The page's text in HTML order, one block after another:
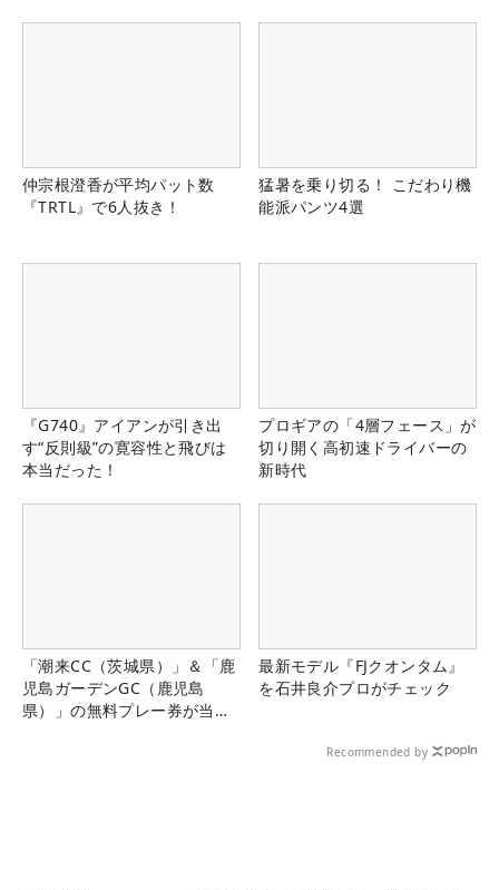
仲宗根澄香が平均パット数
『TRTL』で6人抜き！
猛暑を乗り切る！ こだわり機
能派パンツ4選
『G740』アイアンが引き出
す“反則級”の寛容性と飛びは
本当だった！
プロギアの「4層フェース」が
切り開く高初速ドライバーの
新時代
「潮来CC（茨城県）」＆「鹿
児島ガーデンGC（鹿児島
県）」の無料プレー券が当た
最新モデル『FJクオンタム』
を石井良介プロがチェック
Recommended by